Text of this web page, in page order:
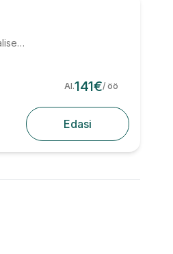
Õhtusöök WR restoranis – 2 käiku mõlemale külalisele piiratud paketimenüüst
Al.141€/ öö
Edasi